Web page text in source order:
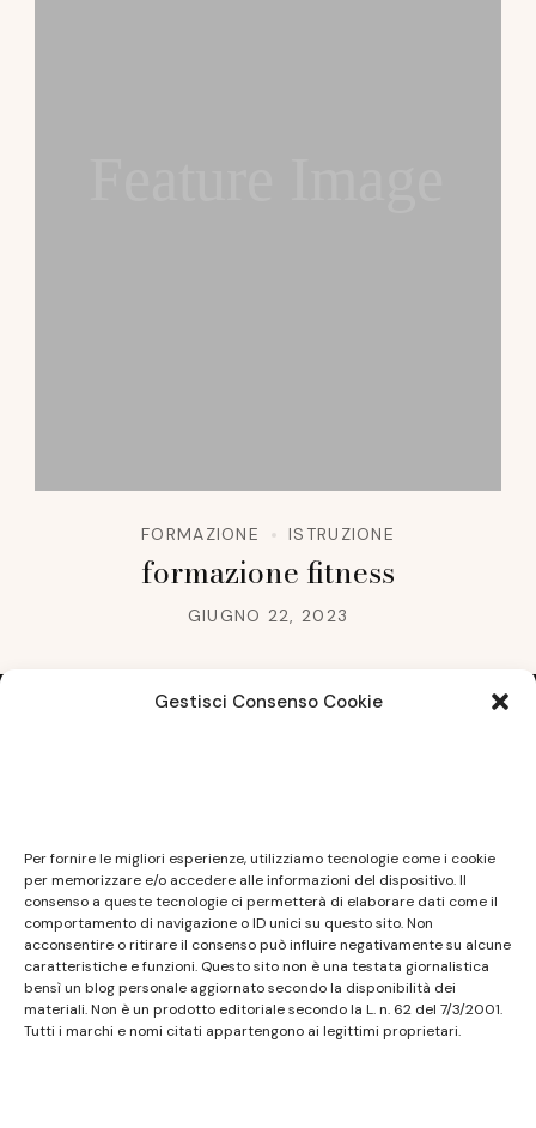
Gestisci Consenso Cookie
Per fornire le migliori esperienze, utilizziamo tecnologie come i cookie
per memorizzare e/o accedere alle informazioni del dispositivo. Il
consenso a queste tecnologie ci permetterà di elaborare dati come il
comportamento di navigazione o ID unici su questo sito. Non
acconsentire o ritirare il consenso può influire negativamente su alcune
caratteristiche e funzioni. Questo sito non è una testata giornalistica
bensì un blog personale aggiornato secondo la disponibilità dei
materiali. Non è un prodotto editoriale secondo la L. n. 62 del 7/3/2001.
Tutti i marchi e nomi citati appartengono ai legittimi proprietari.
FORMAZIONE ISTRUZIONE
formazione fitness
GIUGNO 22, 2023
non ha carattere periodico essendo aggiornato
secondo la disponibilità e la reperibilità dei materiali.
Pertanto non può essere considerato in alcun modo
un prodotto editoriale ai sensi della L. n. 62 del
7/3/2001. Tutti i marchi riportati appartengono ai
legittimi proprietari; marchi di terzi, nomi di prodotti,